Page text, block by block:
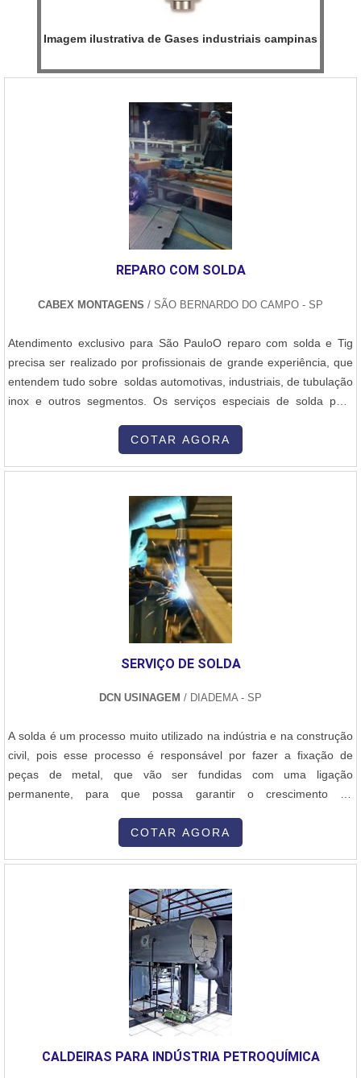
Imagem ilustrativa de Gases industriais campinas
REPARO COM SOLDA
CABEX MONTAGENS / SÃO BERNARDO DO CAMPO - SP
Atendimento exclusivo para São PauloO reparo com solda e Tig
precisa ser realizado por profissionais de grande experiência, que
entendem tudo sobre soldas automotivas, industriais, de tubulação
inox e outros segmentos. Os serviços especiais de solda para
engenharia, arquitetura e design, indústria moveleira, plásticos,
acrílico, forjaria e esquadrias de alumínio. Características do rep....
COTAR AGORA
SERVIÇO DE SOLDA
DCN USINAGEM / DIADEMA - SP
A solda é um processo muito utilizado na indústria e na construção
civil, pois esse processo é responsável por fazer a fixação de
peças de metal, que vão ser fundidas com uma ligação
permanente, para que possa garantir o crescimento da
uma alta qualidade. O serviço de solda é feito a partir de
COTAR AGORA
CALDEIRAS PARA INDÚSTRIA PETROQUÍMICA